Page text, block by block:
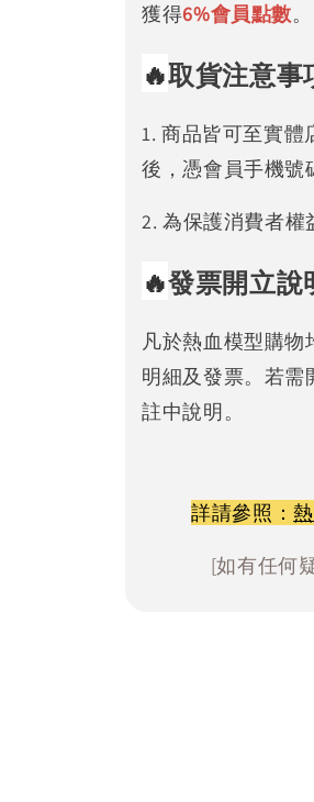
獲得6%會員點數。
🔥取貨注意事
1. 商品皆可至實體
後，憑會員手機號
2. 為保護消費者權
🔥發票開立說
凡於熱血模型購
明細及發票。若需
註中說明。
詳請參照：
[如有任何